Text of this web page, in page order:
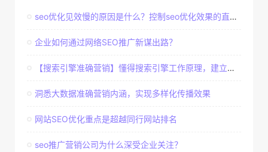
seo优化见效慢的原因是什么？控制seo优化效果的直接因素
企业如何通过网络SEO推广新谋出路？
【搜索引擎准确营销】懂得搜索引擎工作原理，建立准确客户群体
洞悉大数据准确营销内涵，实现多样化传播效果
网站SEO优化重点是超越同行网站排名
seo推广营销公司为什么深受企业关注？